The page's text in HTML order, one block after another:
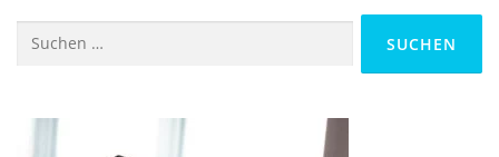
Suchen